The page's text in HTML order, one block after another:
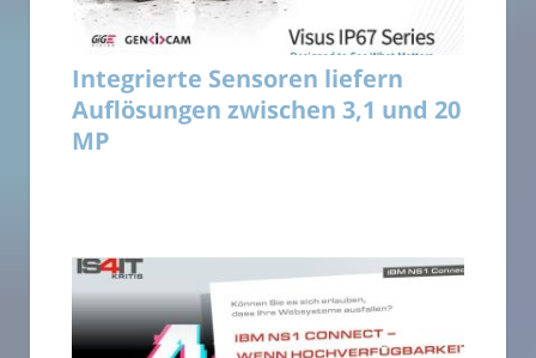
Integrierte Sensoren liefern
Auflösungen zwischen 3,1 und 20
MP